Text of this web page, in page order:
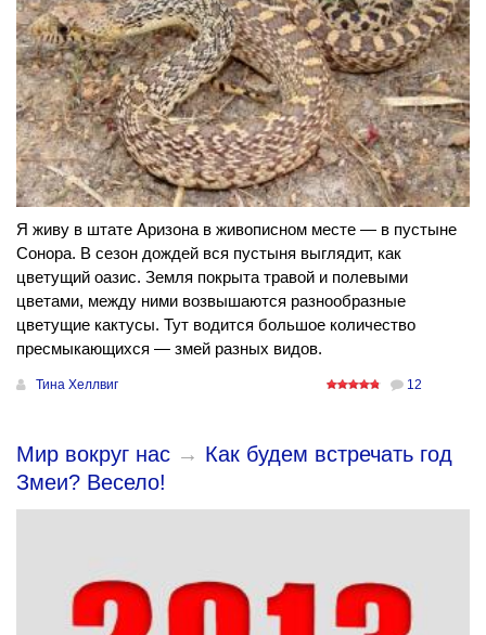
Я живу в штате Аризона в живописном месте — в пустыне
Сонора. В сезон дождей вся пустыня выглядит, как
цветущий оазис. Земля покрыта травой и полевыми
цветами, между ними возвышаются разнообразные
цветущие кактусы. Тут водится большое количество
пресмыкающихся — змей разных видов.
Тина Хеллвиг 12
Мир вокруг нас → Как будем встречать год
Змеи? Весело!